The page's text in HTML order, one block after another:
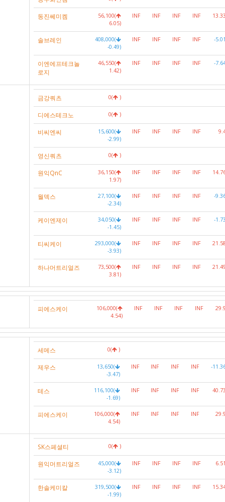
동진쎄미켐
56,100(
6.05)
INF INF INF INF 13.33
솔브레인
408,000(
-0.49)
INF INF INF INF -5.01
이엔에프테크놀
로지
46,550(
1.42)
INF INF INF INF -
금강쿼츠 0( )
디에스테크노 0( )
비씨엔씨
15,600(
-2.99)
INF INF INF INF
영신쿼츠 0( )
원익QnC
36,150(
1.97)
INF INF INF INF
월덱스
27,100(
-2.34)
INF INF INF INF -
케이엔제이
34,050(
-1.45)
INF INF INF INF -1.73
티씨케이
293,000(
-3.93)
INF INF INF INF 21.58
하나머트리얼즈
73,500(
3.81)
INF INF INF INF 21.49
피에스케이
106,000(
4.54)
INF INF INF INF 29.9
세메스 0( )
제우스
13,650(
-3.47)
INF INF INF INF -
테스
116,100(
-1.69)
INF INF INF INF 40.73
피에스케이
106,000(
4.54)
INF INF INF INF 29.9
SK스페셜티 0( )
원익머트리얼즈
45,000(
-3.12)
INF INF INF INF 6.51
한솔케미칼
319,500(
-1.99)
INF INF INF INF